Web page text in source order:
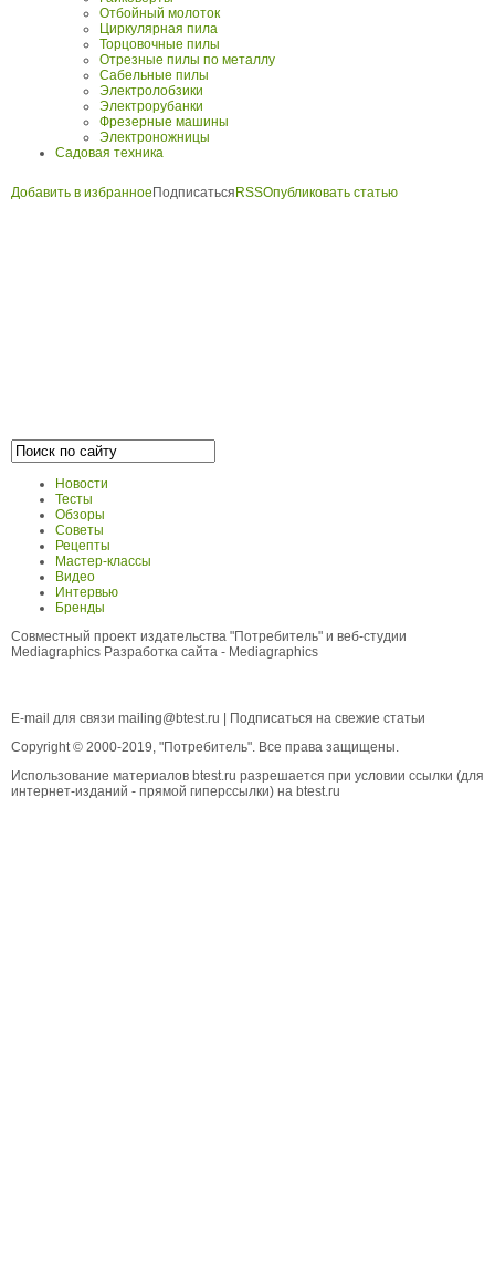
Отбойный молоток
Циркулярная пила
Торцовочные пилы
Отрезные пилы по металлу
Сабельные пилы
Электролобзики
Электрорубанки
Фрезерные машины
Электроножницы
Садовая техника
Добавить в избранное Подписаться RSSОпубликовать статью
Новости
Тесты
Обзоры
Советы
Рецепты
Мастер-классы
Видео
Интервью
Бренды
Совместный проект издательства "Потребитель" и веб-студии
Mediagraphics Разработка сайта - Mediagraphics
E-mail для связи mailing@btest.ru
Подписаться на свежие статьи
Copyright © 2000-2019, "Потребитель". Все права защищены.
Использование материалов btest.ru разрешается при условии ссылки (для
интернет-изданий - прямой гиперссылки) на btest.ru